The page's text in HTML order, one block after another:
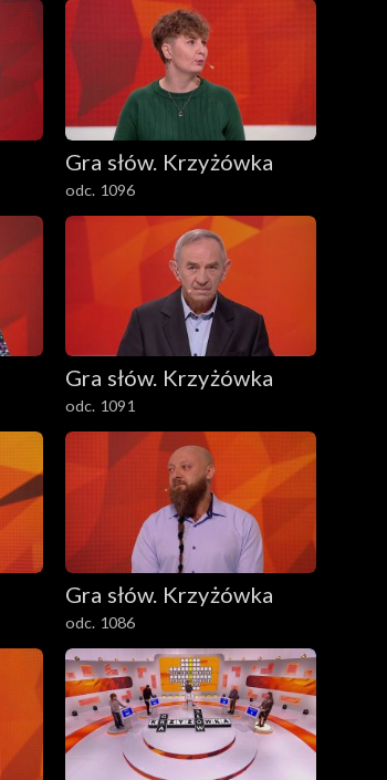
Gra słów. Krzyżówka
odc. 1096
Gra słów. Krzyżówka
odc. 1091
Gra słów. Krzyżówka
odc. 1086